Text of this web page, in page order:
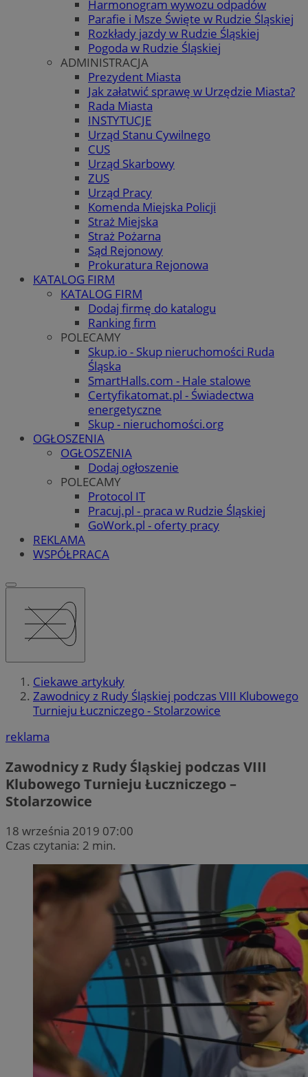
Harmonogram wywozu odpadów
Parafie i Msze Święte w Rudzie Śląskiej
Rozkłady jazdy w Rudzie Śląskiej
Pogoda w Rudzie Śląskiej
ADMINISTRACJA
Prezydent Miasta
Jak załatwić sprawę w Urzędzie Miasta?
Rada Miasta
INSTYTUCJE
Urząd Stanu Cywilnego
CUS
Urząd Skarbowy
ZUS
Urząd Pracy
Komenda Miejska Policji
Straż Miejska
Straż Pożarna
Sąd Rejonowy
Prokuratura Rejonowa
KATALOG FIRM
KATALOG FIRM
Dodaj firmę do katalogu
Ranking firm
POLECAMY
Skup.io - Skup nieruchomości Ruda
Śląska
SmartHalls.com - Hale stalowe
Certyfikatomat.pl - Świadectwa
energetyczne
Skup - nieruchomości.org
OGŁOSZENIA
OGŁOSZENIA
Dodaj ogłoszenie
POLECAMY
Protocol IT
Pracuj.pl - praca w Rudzie Śląskiej
GoWork.pl - oferty pracy
REKLAMA
WSPÓŁPRACA
Ciekawe artykuły
Zawodnicy z Rudy Śląskiej podczas VIII Klubowego
Turnieju Łuczniczego - Stolarzowice
reklama
Zawodnicy z Rudy Śląskiej podczas VIII
Klubowego Turnieju Łuczniczego –
Stolarzowice
18 września 2019 07:00
Czas czytania: 2 min.